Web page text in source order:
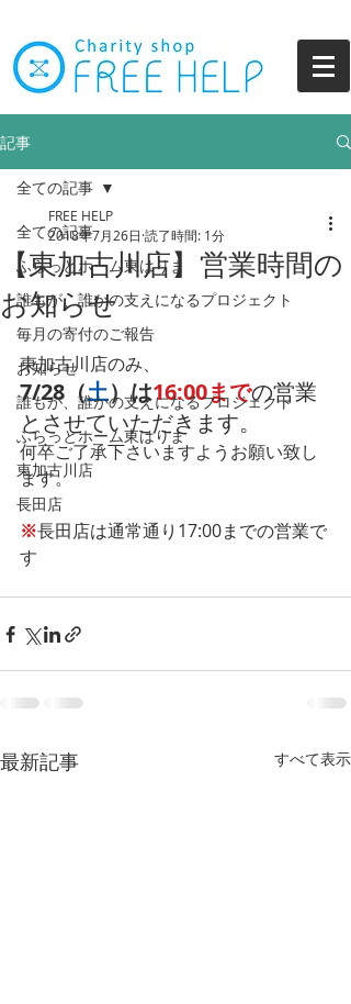
記事
全ての記事
ふらっとホーム東はりま
誰もが、誰かの支えになるプロジェクト
毎月の寄付のご報告
お知らせ
誰もが、誰かの支えになるプロジェクト
ふらっとホーム東はりま
東加古川店
長田店
全ての記事
【東加古川店】営業時間の
お知らせ
FREE HELP
2018年7月26日 読了時間: 1分
東加古川店のみ、
7/28（土）は16:00までの営業
とさせていただきます。
何卒ご了承下さいますようお願い致し
ます。
※長田店は通常通り17:00までの営業で
す
最新記事 すべて表示